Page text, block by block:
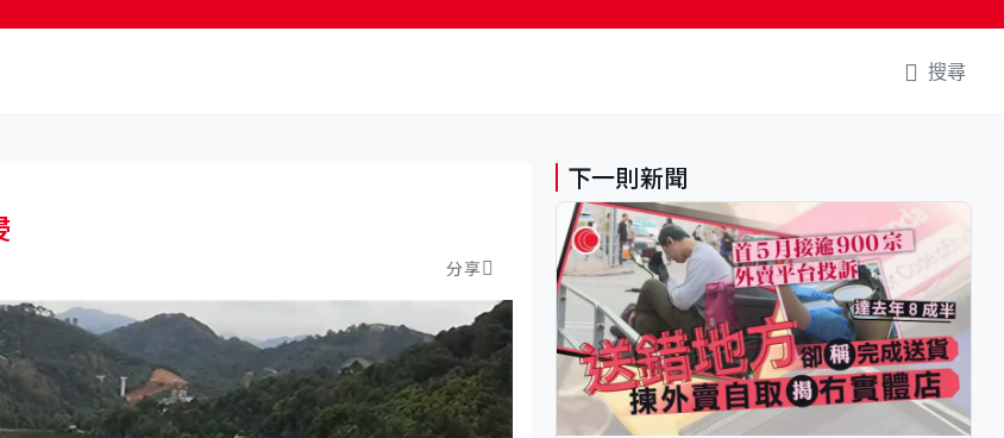
搜尋
分享
下一則新聞